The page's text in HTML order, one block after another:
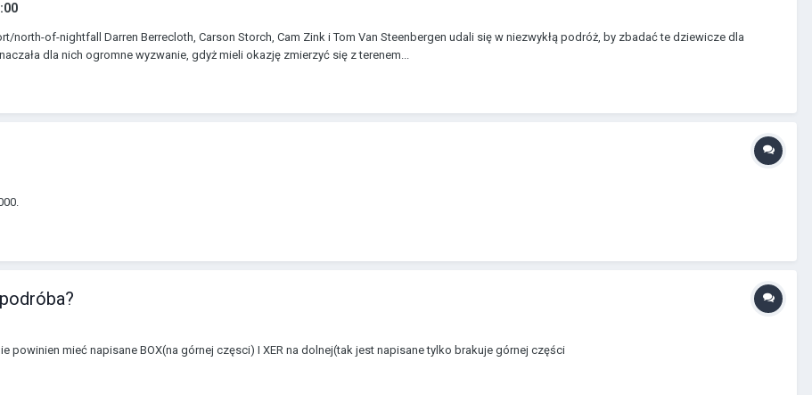
of-nightfall Darren Berrecloth, Carson Storch, Cam Zink i Tom Van Steenbergen udali się w niezwykłą podróż, by zbadać te dziewicze dla
dla nich ogromne wyzwanie, gdyż mieli okazję zmierzyć się z terenem...
powinien mieć napisane BOX(na górnej częsci) I XER na dolnej(tak jest napisane tylko brakuje górnej części